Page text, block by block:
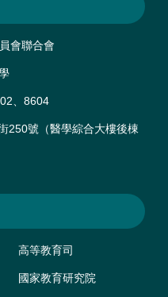
會聯合會
、8604
250號（醫學綜合大樓後棟
高等教育司
國家教育研究院